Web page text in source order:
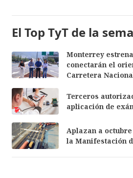
El Top TyT de la
Monterrey
conectarán el
Carretera
Terceros
aplicación de
Aplazan a
la Manifestación